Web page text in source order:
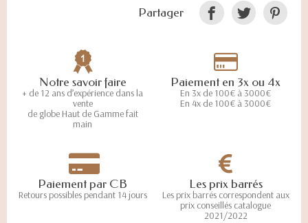
Partager
Notre savoir faire
+ de 12 ans d’expérience dans la
vente
de globe Haut de Gamme fait
main
Paiement en 3x ou 4x
En 3x de 100€ à 3000€
En 4x de 100€ à 3000€
Paiement par CB
Retours possibles pendant 14 jours
Les prix barrés
Les prix barrés correspondent aux
prix conseillés catalogue
2021/2022